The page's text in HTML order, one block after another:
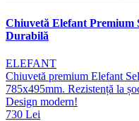
Chiuvetă Elefant Premium
Durabilă
ELEFANT
Chiuvetă premium Elefant
785x495mm. Rezistență la
Design modern!
730 Lei